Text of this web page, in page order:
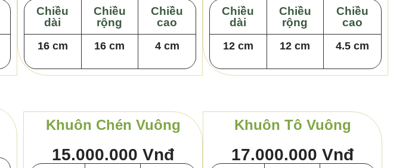
Chiều
dài
Chiều
rộng
Chiều
cao
16 cm 16 cm 4 cm
Chiều
dài
Chiều
rộng
Chiều
cao
12 cm 12 cm 4.5 cm
Khuôn Chén Vuông
15.000.000 Vnđ
Khuôn Tô Vuông
17.000.000 Vnđ